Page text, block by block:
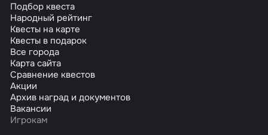
Подбор квеста
Народный рейтинг
Квесты на карте
Квесты в подарок
Все города
Карта сайта
Сравнение квестов
Акции
Архив наград и документов
Вакансии
Игрокам